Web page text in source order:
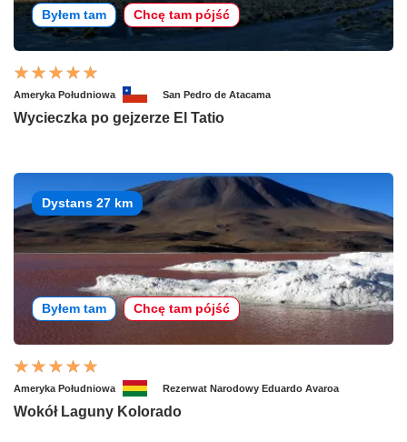
Byłem tam Chcę tam pójść
Ameryka Południowa San Pedro de Atacama
Wycieczka po gejzerze El Tatio
Dystans 27 km
Byłem tam Chcę tam pójść
Ameryka Południowa Rezerwat Narodowy Eduardo Avaroa
Wokół Laguny Kolorado